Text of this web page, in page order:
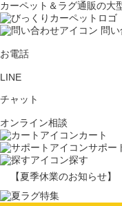
カーペット＆ラグ通販の大
問
お電話
LINE
チャット
オンライン相談
カート
サポー
探す
【夏季休業のお知らせ】